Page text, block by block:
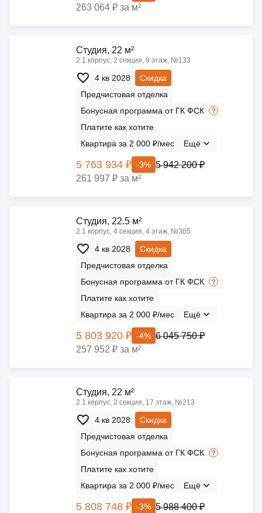
263 064 ₽ за м²
Cтудия, 22 м²
2.1 корпус, 2 секция, 9 этаж, №133
4 кв 2028
Скидка
Предчистовая отделка
Бонусная программа от ГК ФСК
Платите как хотите
Квартира за 2 000 ₽/мес
Ещё
5 763 934 ₽ -3% 5 942 200 ₽
261 997 ₽ за м²
Cтудия, 22.5 м²
2.1 корпус, 4 секция, 4 этаж, №305
4 кв 2028
Скидка
Предчистовая отделка
Бонусная программа от ГК ФСК
Платите как хотите
Квартира за 2 000 ₽/мес
Ещё
5 803 920 ₽ -4% 6 045 750 ₽
257 952 ₽ за м²
Cтудия, 22 м²
2.1 корпус, 2 секция, 17 этаж, №213
4 кв 2028
Скидка
Предчистовая отделка
Бонусная программа от ГК ФСК
Платите как хотите
Квартира за 2 000 ₽/мес
Ещё
5 808 748 ₽ -3% 5 988 400 ₽